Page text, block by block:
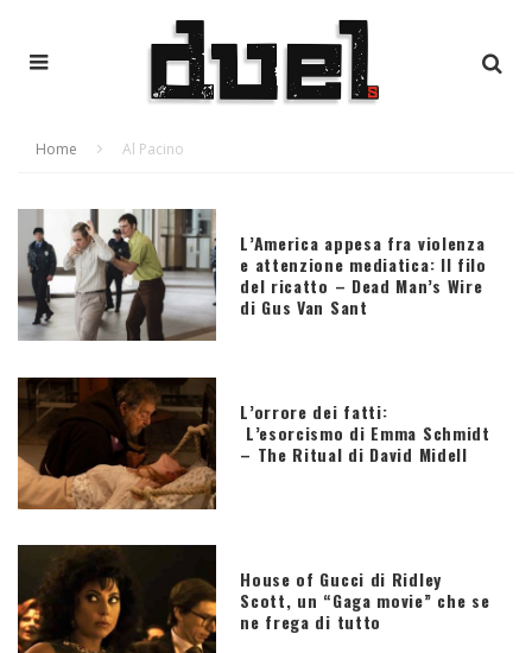
Home Al Pacino
L’America appesa fra violenza
e attenzione mediatica: Il filo
del ricatto – Dead Man’s Wire
di Gus Van Sant
L’orrore dei fatti:
L’esorcismo di Emma Schmidt
– The Ritual di David Midell
House of Gucci di Ridley
Scott, un “Gaga movie” che se
ne frega di tutto